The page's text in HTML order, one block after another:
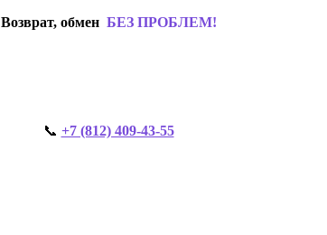
Возврат, обмен БЕЗ ПРОБЛЕМ!
📞 +7 (812) 409-43-55